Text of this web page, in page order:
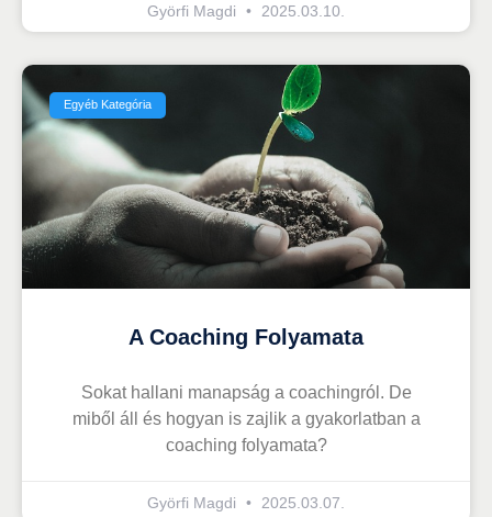
Györfi Magdi 2025.03.10.
Egyéb Kategória
A Coaching Folyamata
Sokat hallani manapság a coachingról. De
miből áll és hogyan is zajlik a gyakorlatban a
coaching folyamata?
Györfi Magdi 2025.03.07.